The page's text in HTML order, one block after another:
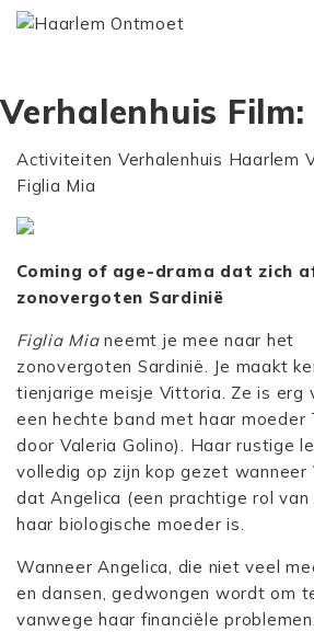
Verhalenhuis
Activiteiten Verhalenhuis Haarlem
Figlia Mia
Coming of age-drama dat zich
zonovergoten Sardinië
Figlia Mianeemt je mee naar het
zonovergoten Sardinië. Je maakt
tienjarige meisje Vittoria. Ze is erg
een hechte band met haar moeder
door Valeria Golino). Haar rustige
volledig op zijn kop gezet
dat Angelica (een prachtige rol van
haar biologische moeder is.
Wanneer Angelica, die niet veel
en dansen, gedwongen wordt om
vanwege haar financiële